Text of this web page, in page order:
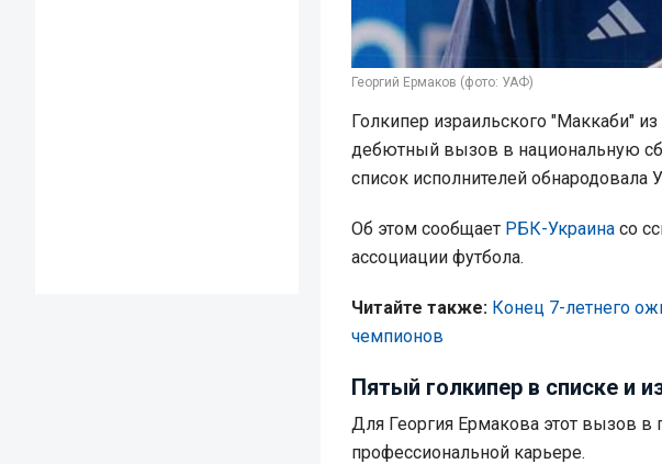
Георгий Ермаков (фото: УАФ)
Голкипер израильского "Маккаби"
дебютный вызов в национальную
список исполнителей обнародовала
Об этом сообщает РБК-Украина со
ассоциации футбола.
Читайте также: Конец 7-летнего
чемпионов
Пятый голкипер в списке и
Для Георгия Ермакова этот вызов
профессиональной карьере.